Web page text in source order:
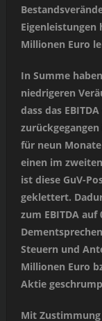
Eigenleistungen
Millionen Euro
In Summe
niedrigeren
dass das
für neun
einen im
ist diese GuV-
geklettert.
zum EBITDA
Steuern und
Millionen Euro
Aktie
Mit